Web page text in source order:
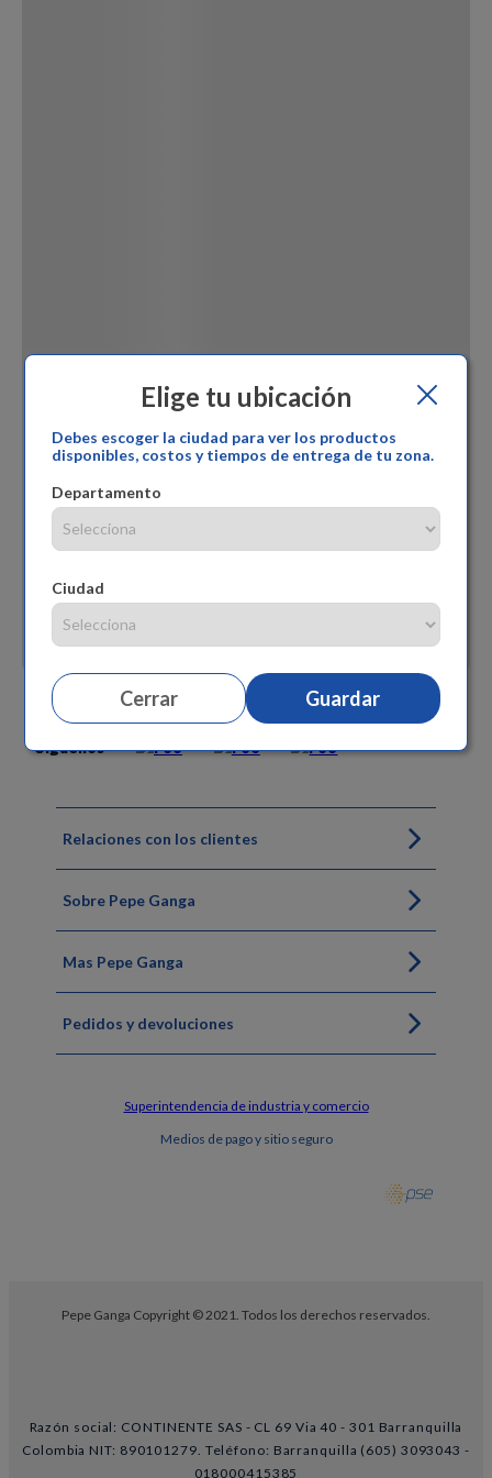
Elige tu ubicación
Debes escoger la ciudad para ver los productos
disponibles, costos y tiempos de entrega de tu zona.
Departamento
Ciudad
Cerrar Guardar
Siguenos
Relaciones con los clientes
Sobre Pepe Ganga
Mas Pepe Ganga
Pedidos y devoluciones
Superintendencia de industria y comercio
Medios de pago y sitio seguro
Pepe Ganga Copyright © 2021. Todos los derechos reservados.
Razón social: CONTINENTE SAS - CL 69 Via 40 - 301 Barranquilla
Colombia NIT: 890101279. Teléfono: Barranquilla (605) 3093043 -
018000415385